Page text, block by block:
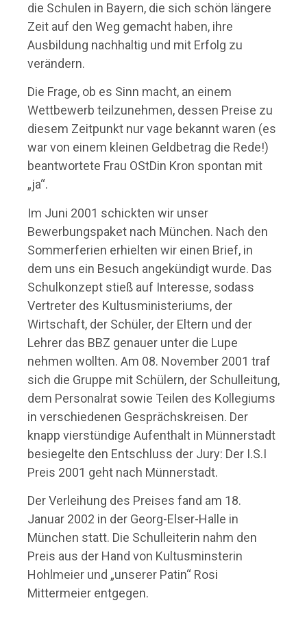
die Schulen in Bayern, die sich schön längere
Zeit auf den Weg gemacht haben, ihre
Ausbildung nachhaltig und mit Erfolg zu
verändern.
Die Frage, ob es Sinn macht, an einem
Wettbewerb teilzunehmen, dessen Preise zu
diesem Zeitpunkt nur vage bekannt waren (es
war von einem kleinen Geldbetrag die Rede!)
beantwortete Frau OStDin Kron spontan mit
„ja“.
Im Juni 2001 schickten wir unser
Bewerbungspaket nach München. Nach den
Sommerferien erhielten wir einen Brief, in
dem uns ein Besuch angekündigt wurde. Das
Schulkonzept stieß auf Interesse, sodass
Vertreter des Kultusministeriums, der
Wirtschaft, der Schüler, der Eltern und der
Lehrer das BBZ genauer unter die Lupe
nehmen wollten. Am 08. November 2001 traf
sich die Gruppe mit Schülern, der Schulleitung,
dem Personalrat sowie Teilen des Kollegiums
in verschiedenen Gesprächskreisen. Der
knapp vierstündige Aufenthalt in Münnerstadt
besiegelte den Entschluss der Jury: Der I.S.I
Preis 2001 geht nach Münnerstadt.
Der Verleihung des Preises fand am 18.
Januar 2002 in der Georg-Elser-Halle in
München statt. Die Schulleiterin nahm den
Preis aus der Hand von Kultusminsterin
Hohlmeier und „unserer Patin“ Rosi
Mittermeier entgegen.